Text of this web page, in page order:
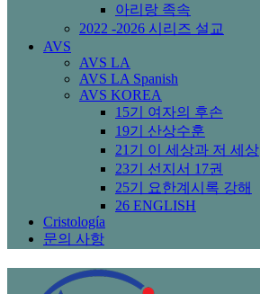
아리랑 족속
2022 -2026 시리즈 설교
AVS
AVS LA
AVS LA Spanish
AVS KOREA
15기 여자의 후손
19기 산상수훈
21기 이 세상과 저 세상
23기 선지서 17권
25기 요한계시록 강해
26 ENGLISH
Cristología
문의 사항